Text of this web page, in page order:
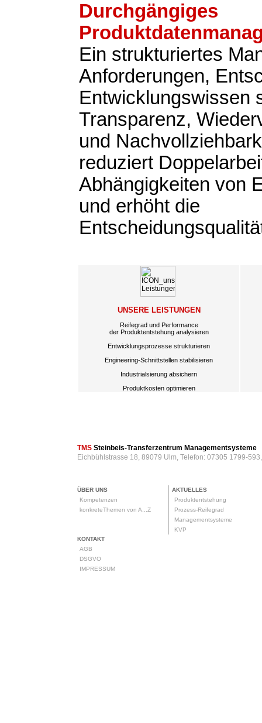
Durchgängiges
Ein strukturiertes
Anforderungen,
Entwicklungswissen
Transparenz,
und
reduziert
Abhängigkeiten von
und erhöht die
UNSERE LEISTUNGEN
Reifegrad und Performance
der Produktentstehung analysieren
Entwicklungsprozesse strukturieren
Engineering-Schnittstellen stabilisieren
Industrialsierung absichern
Produktkosten optimieren
TMS Steinbeis-Transferzentrum Managementsysteme
Eichbühlstrasse 18, 89079 Ulm, Telefon: 07305 1799-
ÜBER UNS
Kompetenzen
konkreteThemen von A...Z
AKTUELLES
Produktentstehung
Prozess-Reifegrad
Managementsysteme
KVP
KONTAKT
AGB
DSGVO
IMPRESSUM